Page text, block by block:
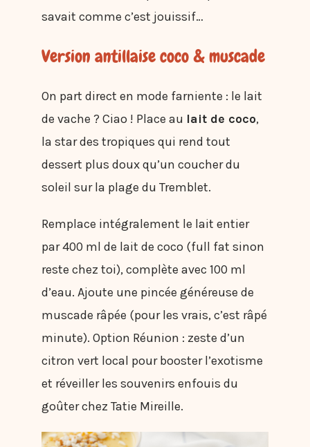
savait comme c’est jouissif…
Version antillaise coco & muscade
On part direct en mode farniente : le lait
de vache ? Ciao ! Place au lait de coco,
la star des tropiques qui rend tout
dessert plus doux qu’un coucher du
soleil sur la plage du Tremblet.
Remplace intégralement le lait entier
par 400 ml de lait de coco (full fat sinon
reste chez toi), complète avec 100 ml
d’eau. Ajoute une pincée généreuse de
muscade râpée (pour les vrais, c’est râpé
minute). Option Réunion : zeste d’un
citron vert local pour booster l’exotisme
et réveiller les souvenirs enfouis du
goûter chez Tatie Mireille.